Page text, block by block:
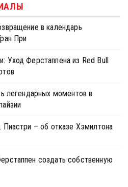
в календарь
При
Уход Ферстаппена из Red Bull
легендарных моментов в
Пиастри – об отказе Хэмилтона
создать собственную